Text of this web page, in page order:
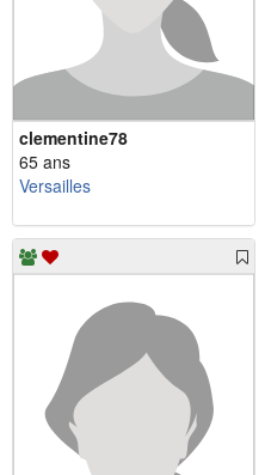
clementine78
65 ans
Versailles